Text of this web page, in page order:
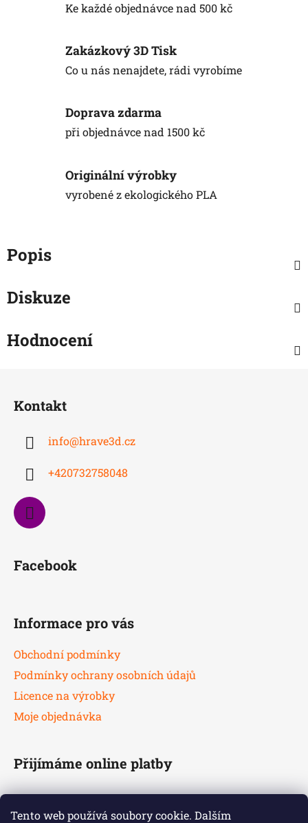
Tento web používá soubory cookie. Dalším
Ke každé objednávce nad 500 kč
Zakázkový 3D Tisk
Co u nás nenajdete, rádi vyrobíme
Doprava zdarma
při objednávce nad 1500 kč
Originální výrobky
vyrobené z ekologického PLA
Popis
Diskuze
Hodnocení
Kontakt
info@hrave3d.cz
+420732758048
Facebook
Informace pro vás
Obchodní podmínky
Podmínky ochrany osobních údajů
Licence na výrobky
Moje objednávka
Přijímáme online platby